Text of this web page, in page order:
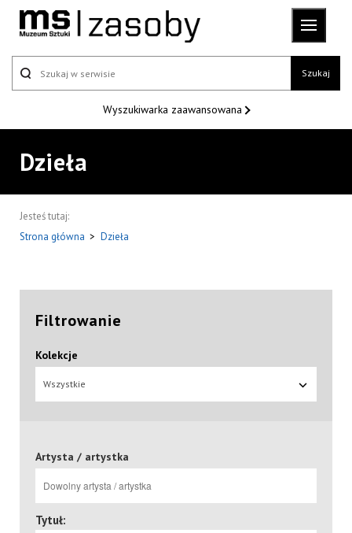
Szukaj
Wyszukiwarka zaawansowana
Dzieła
Jesteś tutaj:
Strona główna > Dzieła
Filtrowanie
Kolekcje
Wszystkie
Artysta / artystka
Tytuł: